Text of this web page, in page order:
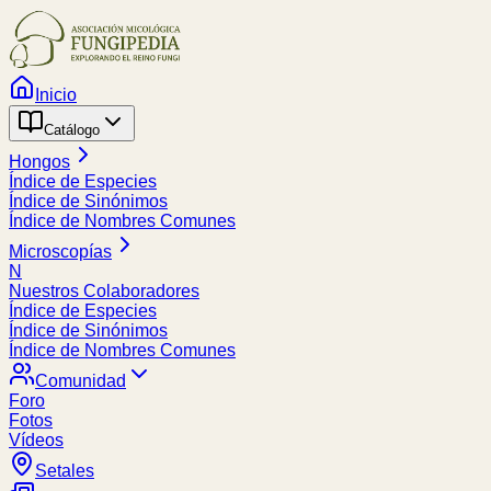
Inicio
Catálogo
Hongos
Índice de Especies
Índice de Sinónimos
Índice de Nombres Comunes
Microscopías
N
Nuestros Colaboradores
Índice de Especies
Índice de Sinónimos
Índice de Nombres Comunes
Comunidad
Foro
Fotos
Vídeos
Setales